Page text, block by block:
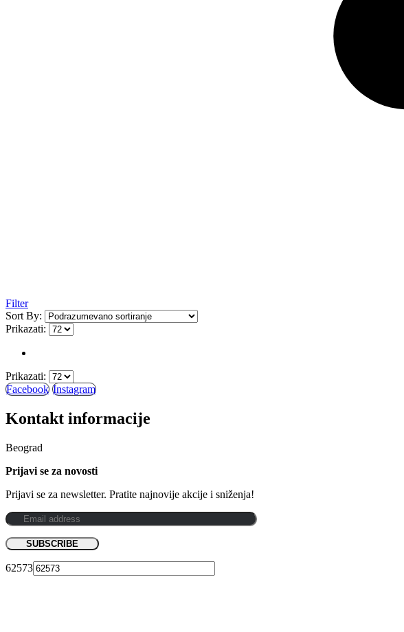
Filter
Sort By:
Prikazati:
Prikazati:
Facebook Instagram
Kontakt informacije
Beograd
Prijavi se za novosti
Prijavi se za newsletter. Pratite najnovije akcije i sniženja!
62573